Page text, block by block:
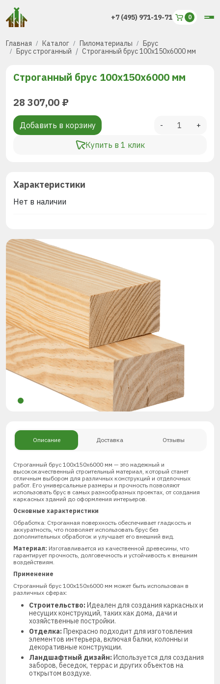
+7 (495) 971-19-71
Главная Каталог Пиломатериалы
Брус
Брус строганный
Строганный брус 100х150х6000 мм
Строганный брус 100х150х6000 мм
28 307,00 ₽
Добавить в корзину
Купить в 1 клик
- +
Характеристики
Нет в наличии
Описание Доставка Отзывы
Строганный брус 100х150х6000 мм — это надежный и
высококачественный строительный материал, который станет
отличным выбором для различных конструкций и отделочных
работ. Его универсальные размеры и прочность позволяют
использовать брус в самых разнообразных проектах, от создания
каркасных зданий до оформления интерьеров.
Основные характеристики
Обработка: Строганная поверхность обеспечивает гладкость и
аккуратность, что позволяет использовать брус без
дополнительных обработок и улучшает его внешний вид.
Материал: Изготавливается из качественной древесины, что
гарантирует прочность, долговечность и устойчивость к внешним
воздействиям.
Применение
Строганный брус 100х150х6000 мм может быть использован в
различных сферах:
Строительство:Идеален для создания каркасных и
несущих конструкций, таких как дома, дачи и
хозяйственные постройки.
Отделка:Прекрасно подходит для изготовления
элементов интерьера, включая балки, колонны и
декоративные конструкции.
Ландшафтный дизайн:Используется для создания
заборов, беседок, террас и других объектов на
открытом воздухе.